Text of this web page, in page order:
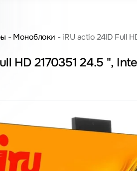
Моноблоки iRU actio 24ID Full
HD 2170351 24.5 ",